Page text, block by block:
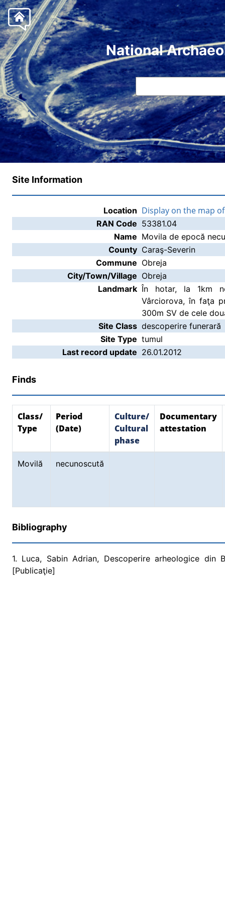
National
Site Information
Location Display on the map
RAN Code 53381.04
Name Movila de epocă
County Caraş-Severin
Commune Obreja
City/Town/Village Obreja
Landmark În hotar, la 1km
Vârciorova, în faţa
300m SV de cele
Site Class descoperire funerară
Site Type tumul
Last record update 26.01.2012
Finds
Class/
Type
Period
(Date)
Culture/
Cultural
phase
Documentary
attestation
Movilă necunoscută
Bibliography
1. Luca, Sabin Adrian, Descoperire arheologice din
[Publicaţie]